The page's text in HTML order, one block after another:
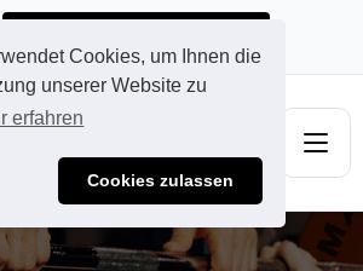
Cookies, um Ihnen die
unserer Website zu
erfahren
Cookies zulassen